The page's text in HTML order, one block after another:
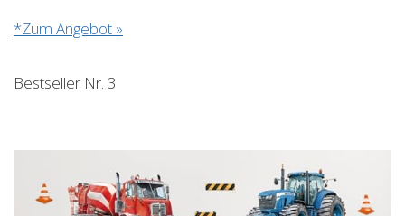
*Zum Angebot »
Bestseller Nr. 3